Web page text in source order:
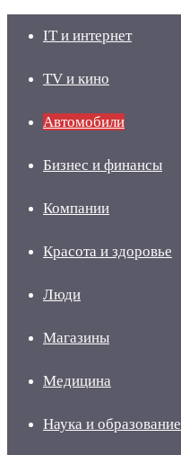
IT и интернет
TV и кино
Автомобили
Бизнес и финансы
Компании
Красота и здоровье
Люди
Магазины
Медицина
Наука и образование